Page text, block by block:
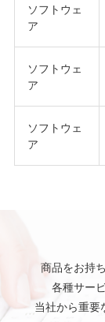
ソフトウェ
ア
ソフトウェ
ア
ソフトウェ
ア
商品をお持
各種サー
当社から重要